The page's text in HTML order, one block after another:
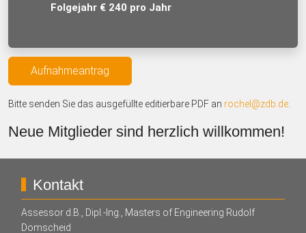
Folgejahr € 240 pro Jahr
Aufnahmeantrag
Bitte senden Sie das ausgefüllte editierbare PDF an rochel@zdb.de
Neue Mitglieder sind herzlich willkommen!
Kontakt
Assessor d.B., Dipl.-Ing., Masters of Engineering Rudolf
Domscheid